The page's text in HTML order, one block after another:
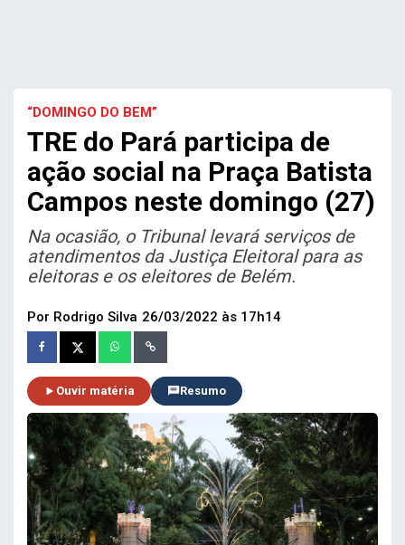
“DOMINGO DO BEM”
TRE do Pará participa de
ação social na Praça Batista
Campos neste domingo (27)
Na ocasião, o Tribunal levará serviços de
atendimentos da Justiça Eleitoral para as
eleitoras e os eleitores de Belém.
Por Rodrigo Silva 26/03/2022 às 17h14
Ouvir matéria Resumo